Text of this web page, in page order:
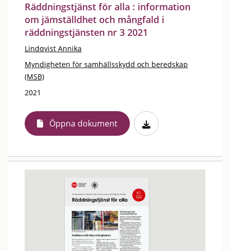
Räddningstjänst för alla : information
om jämställdhet och mångfald i
räddningstjänsten nr 3 2021
Lindqvist Annika
Myndigheten för samhällsskydd och beredskap
(MSB)
2021
Öppna dokument